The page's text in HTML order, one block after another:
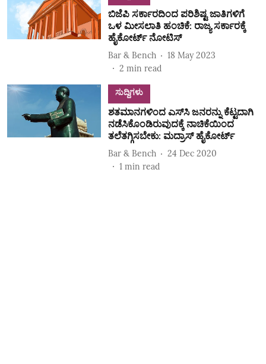
ಬಿಜೆಪಿ ಸರ್ಕಾರದಿಂದ ಪರಿಶಿಷ್ಟ ಜಾತಿಗಳಿಗೆ
ಒಳ ಮೀಸಲಾತಿ ಹಂಚಿಕೆ: ರಾಜ್ಯ ಸರ್ಕಾರಕ್ಕೆ
ಹೈಕೋರ್ಟ್‌ ನೋಟಿಸ್‌
Bar & Bench
18 May 2023
2 min read
ಸುದ್ದಿಗಳು
ಶತಮಾನಗಳಿಂದ ಎಸ್‌ಸಿ ಜನರನ್ನು ಕೆಟ್ಟದಾಗಿ
ನಡೆಸಿಕೊಂಡಿರುವುದಕ್ಕೆ ನಾಚಿಕೆಯಿಂದ
ತಲೆತಗ್ಗಿಸಬೇಕು: ಮದ್ರಾಸ್‌ ಹೈಕೋರ್ಟ್‌
Bar & Bench
24 Dec 2020
1 min read